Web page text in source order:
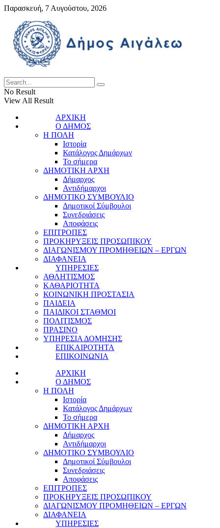
Παρασκευή, 7 Αυγούστου, 2026
No Result
View All Result
ΑΡΧΙΚΗ
Ο ΔΗΜΟΣ
Η ΠΟΛΗ
Ιστορία
Κατάλογος Δημάρχων
Το σήμερα
ΔΗΜΟΤΙΚΗ ΑΡΧΗ
Δήμαρχος
Αντιδήμαρχοι
ΔΗΜΟΤΙΚΟ ΣΥΜΒΟΥΛΙΟ
Δημοτικοί Σύμβουλοι
Συνεδριάσεις
Αποφάσεις
ΕΠΙΤΡΟΠΕΣ
ΠΡΟΚΗΡΥΞΕΙΣ ΠΡΟΣΩΠΙΚΟΥ
ΔΙΑΓΩΝΙΣΜΟΥ ΠΡΟΜΗΘΕΙΩΝ – ΕΡΓΩΝ
ΔΙΑΦΑΝΕΙΑ
ΥΠΗΡΕΣΙΕΣ
ΑΘΛΗΤΙΣΜΟΣ
ΚΑΘΑΡΙΟΤΗΤΑ
ΚΟΙΝΩΝΙΚΗ ΠΡΟΣΤΑΣΙΑ
ΠΑΙΔΕΙΑ
ΠΑΙΔΙΚΟΙ ΣΤΑΘΜΟΙ
ΠΟΛΙΤΙΣΜΟΣ
ΠΡΑΣΙΝΟ
ΥΠΗΡΕΣΙΑ ΔΟΜΗΣΗΣ
ΕΠΙΚΑΙΡΟΤΗΤΑ
ΕΠΙΚΟΙΝΩΝΙΑ
ΑΡΧΙΚΗ
Ο ΔΗΜΟΣ
Η ΠΟΛΗ
Ιστορία
Κατάλογος Δημάρχων
Το σήμερα
ΔΗΜΟΤΙΚΗ ΑΡΧΗ
Δήμαρχος
Αντιδήμαρχοι
ΔΗΜΟΤΙΚΟ ΣΥΜΒΟΥΛΙΟ
Δημοτικοί Σύμβουλοι
Συνεδριάσεις
Αποφάσεις
ΕΠΙΤΡΟΠΕΣ
ΠΡΟΚΗΡΥΞΕΙΣ ΠΡΟΣΩΠΙΚΟΥ
ΔΙΑΓΩΝΙΣΜΟΥ ΠΡΟΜΗΘΕΙΩΝ – ΕΡΓΩΝ
ΔΙΑΦΑΝΕΙΑ
ΥΠΗΡΕΣΙΕΣ